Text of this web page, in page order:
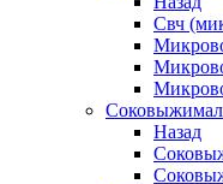
Свч
Назад